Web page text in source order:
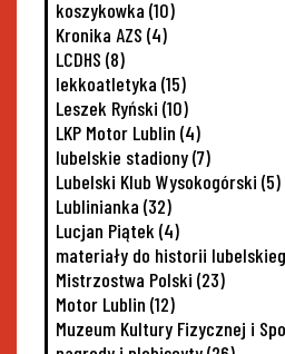
koszykowka (10)
Kronika AZS (4)
LCDHS (8)
lekkoatletyka (15)
Leszek Ryński (10)
LKP Motor Lublin (4)
lubelskie stadiony(7)
Lubelski Klub Wysokogórski (5)
Lublinianka (32)
Lucjan Piątek (4)
materiały do historii
Mistrzostwa Polski (23)
Motor Lublin (12)
Muzeum Kultury Fizycznej i